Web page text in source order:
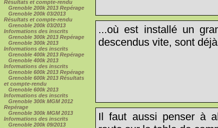
Résultats et compte-rendu
Grenoble 200k 2013 Repérage
Grenoble 200k 03/2013
Résultats et compte-rendu
Grenoble 200k 03/2013
Informations des inscrits
Grenoble 300k 2013 Repérage
Grenoble 300k 2013
Informations des inscrits
Grenoble 400k 2013 Repérage
Grenoble 400k 2013
Informations des inscrits
Grenoble 600k 2013 Repérage
Grenoble 600k 2013 Résultats
et compte-rendu
Grenoble 600k 2013
Informations des inscrits
Grenoble 300k MGM 2012
Repérage
Grenoble 300k MGM 2013
Informations des inscrits
Grenoble 200k 09/2013
...où est installé un
descendus vite, sont
Il faut aussi penser à